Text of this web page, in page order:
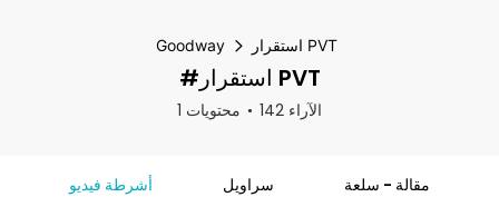
Goodway استقرار PVT
#استقرار PVT
1 محتويات 142 الآراء
أشرطة فيديو سراويل مقالة - سلعة